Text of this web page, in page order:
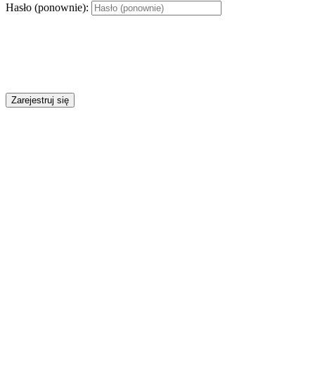
Hasło (ponownie):
Zarejestruj się